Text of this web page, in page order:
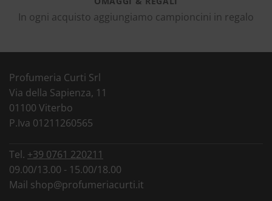
In ogni acquisto aggiungiamo campioncini in regalo
Profumeria Curti Srl
Via della Sapienza, 11
01100 Viterbo
P.Iva 01211260565
Tel. +39 0761 220211
09.00/13.00 - 15.00/18.00
Mail shop@profumeriacurti.it